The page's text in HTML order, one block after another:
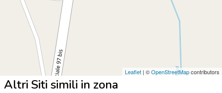
Leaflet | ©OpenStreetMapcontributors
Altri Siti simili in zona